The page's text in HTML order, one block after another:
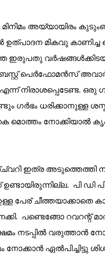
അയ്യായിരം
മികവു കാണിച്ച
ഇരുപതു
പെര്‍ഫോമന്‍സ്
നിരാശപ്പെടേണ്ട.
ഗര്‍ഭം
മൊത്തം നോക്കിയാല്‍
ഇത്ര
പി ഡി
പേര് ചീത്തയാക്കാതെ
പണ്ടെങ്ങോ
നടപ്പില്‍
നോക്കാന്‍ ഏല്‍പിച്ചിട്ടു